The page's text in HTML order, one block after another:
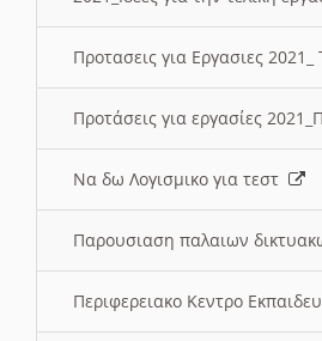
Προτασεις για Εργασιες 2021_
Προτάσεις για εργασίες
Να δω Λογισμικο για τεστ
Παρουσιαση παλαιων
Περιφερειακο Κεντρο